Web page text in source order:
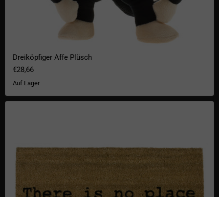
Dreiköpfiger Affe Plüsch
€28,66
Auf Lager